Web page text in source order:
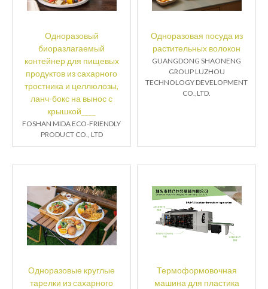
Одноразовый
биоразлагаемый
контейнер для пищевых
продуктов из сахарного
тростника и целлюлозы,
ланч-бокс на вынос с
крышкой____
FOSHAN MIDA ECO-FRIENDLY
PRODUCT CO., LTD
Одноразовая посуда из
растительных волокон
GUANGDONG SHAONENG
GROUP LUZHOU
TECHNOLOGY DEVELOPMENT
CO.,LTD.
Одноразовые круглые
тарелки из сахарного
Термоформовочная
машина для пластика